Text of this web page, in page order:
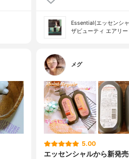
Essential(エッセンシ
ザビューティ エアリ
メグ
5.00
エッセンシャルから新発